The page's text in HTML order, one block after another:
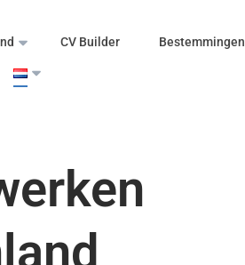
CV Builder Bestemmingen